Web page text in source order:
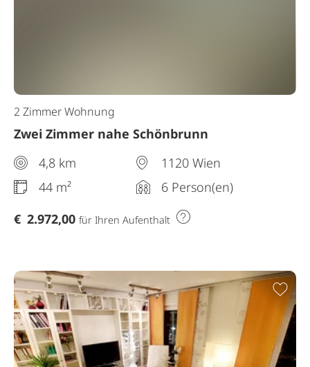
2 Zimmer Wohnung
Zwei Zimmer nahe Schönbrunn
4,8 km
1120 Wien
44 m²
6 Person(en)
€ 2.972,00 für Ihren Aufenthalt